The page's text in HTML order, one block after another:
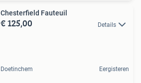
Chesterfield Fauteuil
€ 125,00 Details
Doetinchem Eergisteren